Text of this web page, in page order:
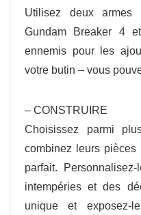
Utilisez deux
Gundam Breaker 4
ennemis pour les
votre butin – vous
– CONSTRUIRE
Choisissez parmi
combinez leurs pièces
parfait.
intempéries et des
unique et exposez-